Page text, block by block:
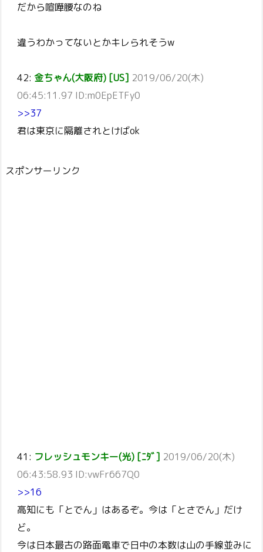
だから喧嘩腰なのね
違うわかってないとかキレられそうw
42: 金ちゃん(大阪府) [US] 2019/06/20(木)
06:45:11.97 ID:m0EpETFy0
>>37
君は東京に隔離されとけばok
スポンサーリンク
41: フレッシュモンキー(光) [ﾆﾀﾞ] 2019/06/20(木)
06:43:58.93 ID:vwFr667Q0
>>16
高知にも「とでん」はあるぞ。今は「とさでん」だけ
ど。
今は日本最古の路面電車で日中の本数は山の手線並みに